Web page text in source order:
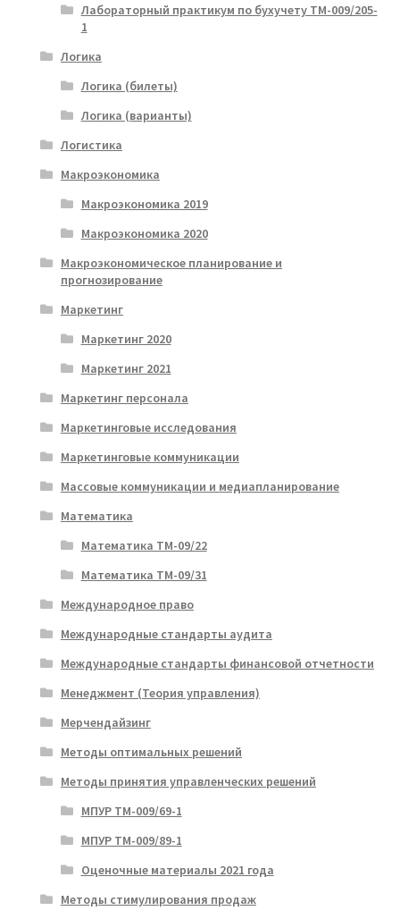
Лабораторный практикум по бухучету ТМ-009/205-
1
Логика
Логика (билеты)
Логика (варианты)
Логистика
Макроэкономика
Макроэкономика 2019
Макроэкономика 2020
Макроэкономическое планирование и
прогнозирование
Маркетинг
Маркетинг 2020
Маркетинг 2021
Маркетинг персонала
Маркетинговые исследования
Маркетинговые коммуникации
Массовые коммуникации и медиапланирование
Математика
Математика ТМ-09/22
Математика ТМ-09/31
Международное право
Международные стандарты аудита
Международные стандарты финансовой отчетности
Менеджмент (Теория управления)
Мерчендайзинг
Методы оптимальных решений
Методы принятия управленческих решений
МПУР ТМ-009/69-1
МПУР ТМ-009/89-1
Оценочные материалы 2021 года
Методы стимулирования продаж